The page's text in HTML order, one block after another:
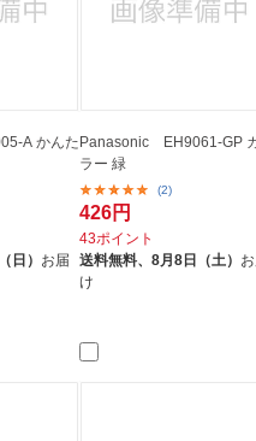
A かんた
日） お届
Panasonic EH9061-GP
ラー 緑
(2)
426円
43ポイント
送料無料、8月8日（土）
け